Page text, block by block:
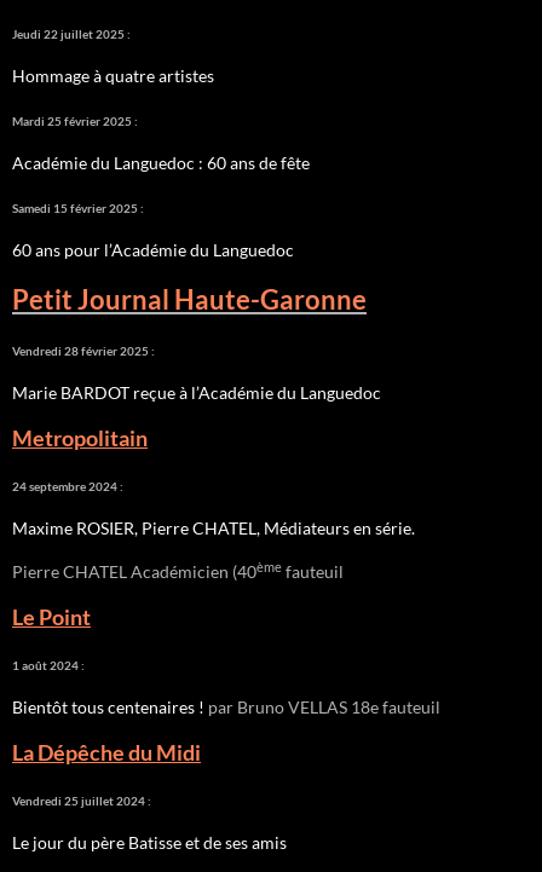
Jeudi 22 juillet 2025 :
Hommage à quatre artistes
Mardi 25 février 2025 :
Académie du Languedoc : 60 ans de fête
Samedi 15 février 2025 :
60 ans pour l’Académie du Languedoc
Petit Journal Haute-Garonne
Vendredi 28 février 2025 :
Marie BARDOT reçue à l’Académie du Languedoc
Metropolitain
24 septembre 2024 :
Maxime ROSIER, Pierre CHATEL, Médiateurs en série.
Pierre CHATEL Académicien (40ème fauteuil
Le Point
1 août 2024 :
Bientôt tous centenaires ! par Bruno VELLAS 18e fauteuil
La Dépêche du Midi
Vendredi 25 juillet 2024 :
Le jour du père Batisse et de ses amis